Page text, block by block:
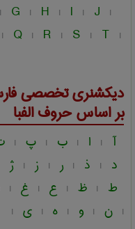
| G | H | I | J |
| Q | R | S | T |
دیکشنری تخصصی
بر اساس حروف الفبا
آ | ا | ب | پ |
د | ذ | ر | ز | ژ
ط | ظ | ع | غ |
| ن | و | ه | ی |